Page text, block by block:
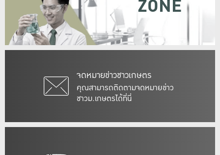
จดหมายข่าวชาวเกษตร
คุณสามารถติดตามจดหมายข่าว
ชาวม.เกษตรได้ที่นี่
ZONE